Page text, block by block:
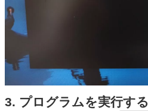
3. プログラムを実行する